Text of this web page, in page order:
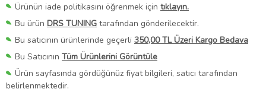
Ürünün iade politikasını öğrenmek için tıklayın.
Bu ürün DRS TUNING tarafından gönderilecektir.
Bu satıcının ürünlerinde geçerli 350,00 TL Üzeri Kargo Bedava
Bu Satıcının Tüm Ürünlerini Görüntüle
Ürün sayfasında gördüğünüz fiyat bilgileri, satıcı tarafından
belirlenmektedir.